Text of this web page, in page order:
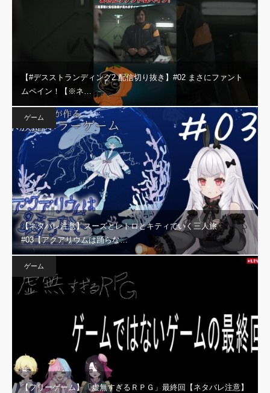
【#デスストランディング2 配信切り抜き】#02 まさにファント
ムペイン！【※ネ…
ゲーム
【ネタバレ注意】スーズとレトロとキティでいく三人旅
#03【アクアリウムは踊らな…
ゲーム
【フリーゲーム】「虚無すぎるＲＰＧ」最終回【ネタバレ注意】